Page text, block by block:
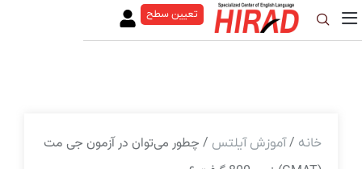
تعیین سطح
خانه /آموزش آیلتس / چطور می‌توان در آزمون جی مت